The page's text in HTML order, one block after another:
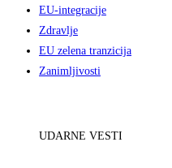
EU-integracije
Zdravlje
EU zelena tranzicija
Zanimljivosti
UDARNE VESTI